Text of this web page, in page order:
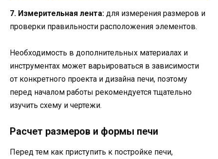
7. Измерительная лента: для измерения размеров и
проверки правильности расположения элементов.
Необходимость в дополнительных материалах и
инструментах может варьироваться в зависимости
от конкретного проекта и дизайна печи, поэтому
перед началом работы рекомендуется тщательно
изучить схему и чертежи.
Расчет размеров и формы печи
Перед тем как приступить к постройке печи,